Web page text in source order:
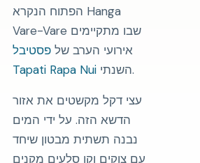
הפתוח הנקרא Hanga
Vare-Vare שבו מתקיימים
אירועי הערב שלפסטיבל
Tapati Rapa Nui
השנתי.
עצי דקל מקשטים את אזור
הדשא הזה. על ידי המים
נבנה תשתית מבטון שיחד
עם צוקים וקו סלעים מקנים